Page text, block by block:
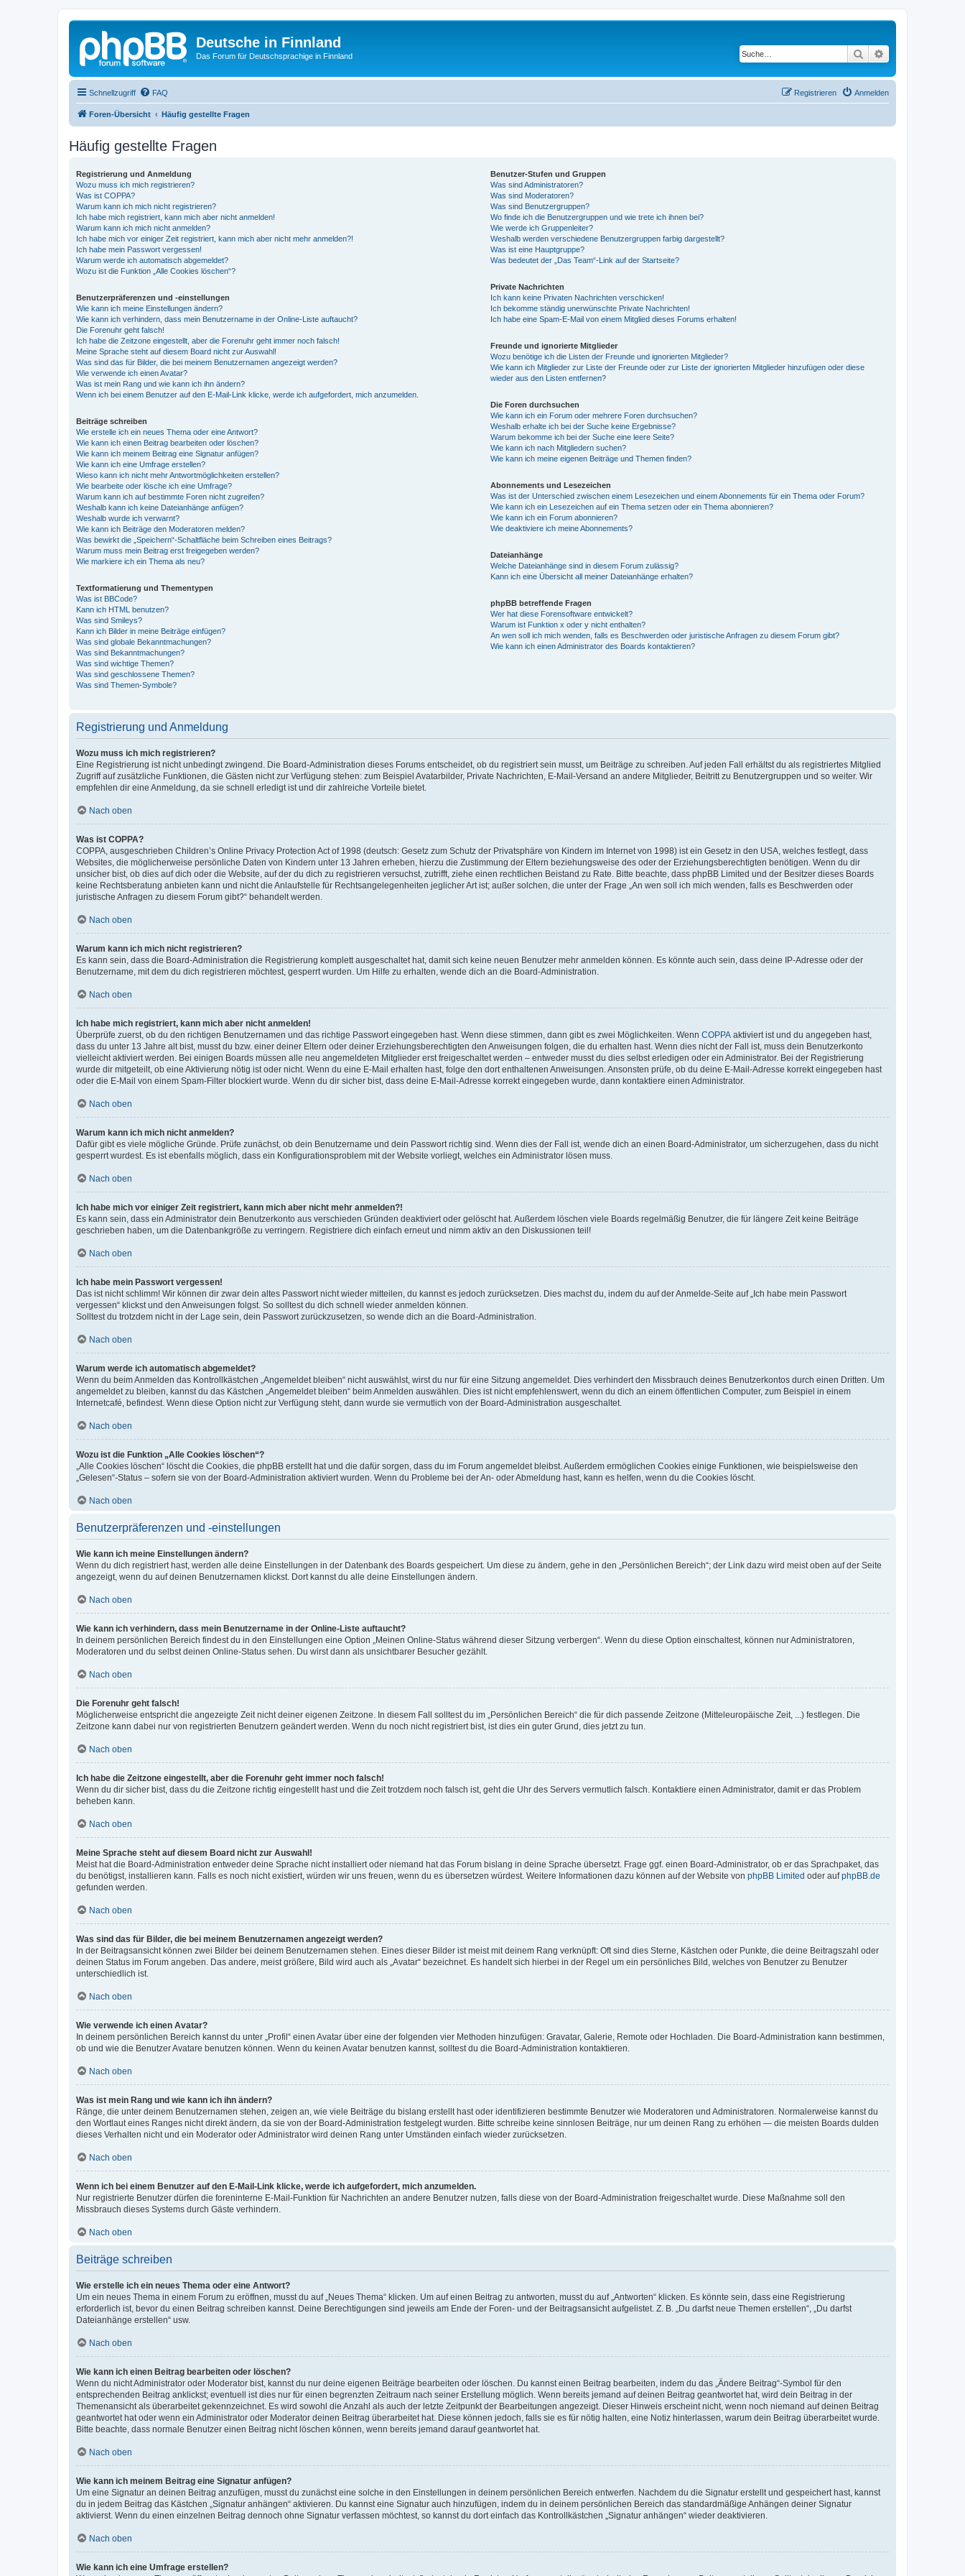
Deutsche in Finnland
Das Forum für Deutschsprachige in Finnland Suche
Schnellzugriff FAQ Anmelden
Registrieren
Foren-Übersicht Häufig gestellte Fragen
Häufig gestellte Fragen
Registrierung und Anmeldung
Wozu muss ich mich registrieren?
Was ist COPPA?
Warum kann ich mich nicht registrieren?
Ich habe mich registriert, kann mich aber nicht anmelden!
Warum kann ich mich nicht anmelden?
Ich habe mich vor einiger Zeit registriert, kann mich aber nicht mehr anmelden?!
Ich habe mein Passwort vergessen!
Warum werde ich automatisch abgemeldet?
Wozu ist die Funktion „Alle Cookies löschen“?
Benutzerpräferenzen und -einstellungen
Wie kann ich meine Einstellungen ändern?
Wie kann ich verhindern, dass mein Benutzername in der Online-Liste auftaucht?
Die Forenuhr geht falsch!
Ich habe die Zeitzone eingestellt, aber die Forenuhr geht immer noch falsch!
Meine Sprache steht auf diesem Board nicht zur Auswahl!
Was sind das für Bilder, die bei meinem Benutzernamen angezeigt werden?
Wie verwende ich einen Avatar?
Was ist mein Rang und wie kann ich ihn ändern?
Wenn ich bei einem Benutzer auf den E-Mail-Link klicke, werde ich aufgefordert, mich anzumelden.
Beiträge schreiben
Wie erstelle ich ein neues Thema oder eine Antwort?
Wie kann ich einen Beitrag bearbeiten oder löschen?
Wie kann ich meinem Beitrag eine Signatur anfügen?
Wie kann ich eine Umfrage erstellen?
Wieso kann ich nicht mehr Antwortmöglichkeiten erstellen?
Wie bearbeite oder lösche ich eine Umfrage?
Warum kann ich auf bestimmte Foren nicht zugreifen?
Weshalb kann ich keine Dateianhänge anfügen?
Weshalb wurde ich verwarnt?
Wie kann ich Beiträge den Moderatoren melden?
Was bewirkt die „Speichern“-Schaltfläche beim Schreiben eines Beitrags?
Warum muss mein Beitrag erst freigegeben werden?
Wie markiere ich ein Thema als neu?
Textformatierung und Thementypen
Was ist BBCode?
Kann ich HTML benutzen?
Was sind Smileys?
Kann ich Bilder in meine Beiträge einfügen?
Was sind globale Bekanntmachungen?
Was sind Bekanntmachungen?
Was sind wichtige Themen?
Was sind geschlossene Themen?
Was sind Themen-Symbole?
Benutzer-Stufen und Gruppen
Was sind Administratoren?
Was sind Moderatoren?
Was sind Benutzergruppen?
Wo finde ich die Benutzergruppen und wie trete ich ihnen bei?
Wie werde ich Gruppenleiter?
Weshalb werden verschiedene Benutzergruppen farbig dargestellt?
Was ist eine Hauptgruppe?
Was bedeutet der „Das Team“-Link auf der Startseite?
Private Nachrichten
Ich kann keine Privaten Nachrichten verschicken!
Ich bekomme ständig unerwünschte Private Nachrichten!
Ich habe eine Spam-E-Mail von einem Mitglied dieses Forums erhalten!
Freunde und ignorierte Mitglieder
Wozu benötige ich die Listen der Freunde und ignorierten Mitglieder?
Wie kann ich Mitglieder zur Liste der Freunde oder zur Liste der ignorierten Mitglieder hinzufügen oder diese
wieder aus den Listen entfernen?
Die Foren durchsuchen
Wie kann ich ein Forum oder mehrere Foren durchsuchen?
Weshalb erhalte ich bei der Suche keine Ergebnisse?
Warum bekomme ich bei der Suche eine leere Seite?
Wie kann ich nach Mitgliedern suchen?
Wie kann ich meine eigenen Beiträge und Themen finden?
Abonnements und Lesezeichen
Was ist der Unterschied zwischen einem Lesezeichen und einem Abonnements für ein Thema oder Forum?
Wie kann ich ein Lesezeichen auf ein Thema setzen oder ein Thema abonnieren?
Wie kann ich ein Forum abonnieren?
Wie deaktiviere ich meine Abonnements?
Dateianhänge
Welche Dateianhänge sind in diesem Forum zulässig?
Kann ich eine Übersicht all meiner Dateianhänge erhalten?
phpBB betreffende Fragen
Wer hat diese Forensoftware entwickelt?
Warum ist Funktion x oder y nicht enthalten?
An wen soll ich mich wenden, falls es Beschwerden oder juristische Anfragen zu diesem Forum gibt?
Wie kann ich einen Administrator des Boards kontaktieren?
Registrierung und Anmeldung
Wozu muss ich mich registrieren?
Eine Registrierung ist nicht unbedingt zwingend. Die Board-Administration dieses Forums entscheidet, ob du registriert sein musst, um Beiträge zu schreiben. Auf jeden Fall erhältst du als registriertes Mitglied
Zugriff auf zusätzliche Funktionen, die Gästen nicht zur Verfügung stehen: zum Beispiel Avatarbilder, Private Nachrichten, E-Mail-Versand an andere Mitglieder, Beitritt zu Benutzergruppen und so weiter. Wir
empfehlen dir eine Anmeldung, da sie schnell erledigt ist und dir zahlreiche Vorteile bietet.
Nach oben
Was ist COPPA?
COPPA, ausgeschrieben Children’s Online Privacy Protection Act of 1998 (deutsch: Gesetz zum Schutz der Privatsphäre von Kindern im Internet von 1998) ist ein Gesetz in den USA, welches festlegt, dass
Websites, die möglicherweise persönliche Daten von Kindern unter 13 Jahren erheben, hierzu die Zustimmung der Eltern beziehungsweise des oder der Erziehungsberechtigten benötigen. Wenn du dir
unsicher bist, ob dies auf dich oder die Website, auf der du dich zu registrieren versuchst, zutrifft, ziehe einen rechtlichen Beistand zu Rate. Bitte beachte, dass phpBB Limited und der Besitzer dieses Boards
keine Rechtsberatung anbieten kann und nicht die Anlaufstelle für Rechtsangelegenheiten jeglicher Art ist; außer solchen, die unter der Frage „An wen soll ich mich wenden, falls es Beschwerden oder
juristische Anfragen zu diesem Forum gibt?“ behandelt werden.
Nach oben
Warum kann ich mich nicht registrieren?
Es kann sein, dass die Board-Administration die Registrierung komplett ausgeschaltet hat, damit sich keine neuen Benutzer mehr anmelden können. Es könnte auch sein, dass deine IP-Adresse oder der
Benutzername, mit dem du dich registrieren möchtest, gesperrt wurden. Um Hilfe zu erhalten, wende dich an die Board-Administration.
Nach oben
Ich habe mich registriert, kann mich aber nicht anmelden!
Überprüfe zuerst, ob du den richtigen Benutzernamen und das richtige Passwort eingegeben hast. Wenn diese stimmen, dann gibt es zwei Möglichkeiten. Wenn COPPA aktiviert ist und du angegeben hast,
dass du unter 13 Jahre alt bist, musst du bzw. einer deiner Eltern oder deiner Erziehungsberechtigten den Anweisungen folgen, die du erhalten hast. Wenn dies nicht der Fall ist, muss dein Benutzerkonto
vielleicht aktiviert werden. Bei einigen Boards müssen alle neu angemeldeten Mitglieder erst freigeschaltet werden – entweder musst du dies selbst erledigen oder ein Administrator. Bei der Registrierung
wurde dir mitgeteilt, ob eine Aktivierung nötig ist oder nicht. Wenn du eine E-Mail erhalten hast, folge den dort enthaltenen Anweisungen. Ansonsten prüfe, ob du deine E-Mail-Adresse korrekt eingegeben hast
oder die E-Mail von einem Spam-Filter blockiert wurde. Wenn du dir sicher bist, dass deine E-Mail-Adresse korrekt eingegeben wurde, dann kontaktiere einen Administrator.
Nach oben
Warum kann ich mich nicht anmelden?
Dafür gibt es viele mögliche Gründe. Prüfe zunächst, ob dein Benutzername und dein Passwort richtig sind. Wenn dies der Fall ist, wende dich an einen Board-Administrator, um sicherzugehen, dass du nicht
gesperrt wurdest. Es ist ebenfalls möglich, dass ein Konfigurationsproblem mit der Website vorliegt, welches ein Administrator lösen muss.
Nach oben
Ich habe mich vor einiger Zeit registriert, kann mich aber nicht mehr anmelden?!
Es kann sein, dass ein Administrator dein Benutzerkonto aus verschieden Gründen deaktiviert oder gelöscht hat. Außerdem löschen viele Boards regelmäßig Benutzer, die für längere Zeit keine Beiträge
geschrieben haben, um die Datenbankgröße zu verringern. Registriere dich einfach erneut und nimm aktiv an den Diskussionen teil!
Nach oben
Ich habe mein Passwort vergessen!
Das ist nicht schlimm! Wir können dir zwar dein altes Passwort nicht wieder mitteilen, du kannst es jedoch zurücksetzen. Dies machst du, indem du auf der Anmelde-Seite auf „Ich habe mein Passwort
vergessen“ klickst und den Anweisungen folgst. So solltest du dich schnell wieder anmelden können.
Solltest du trotzdem nicht in der Lage sein, dein Passwort zurückzusetzen, so wende dich an die Board-Administration.
Nach oben
Warum werde ich automatisch abgemeldet?
Wenn du beim Anmelden das Kontrollkästchen „Angemeldet bleiben“ nicht auswählst, wirst du nur für eine Sitzung angemeldet. Dies verhindert den Missbrauch deines Benutzerkontos durch einen Dritten. Um
angemeldet zu bleiben, kannst du das Kästchen „Angemeldet bleiben“ beim Anmelden auswählen. Dies ist nicht empfehlenswert, wenn du dich an einem öffentlichen Computer, zum Beispiel in einem
Internetcafé, befindest. Wenn diese Option nicht zur Verfügung steht, dann wurde sie vermutlich von der Board-Administration ausgeschaltet.
Nach oben
Wozu ist die Funktion „Alle Cookies löschen“?
„Alle Cookies löschen“ löscht die Cookies, die phpBB erstellt hat und die dafür sorgen, dass du im Forum angemeldet bleibst. Außerdem ermöglichen Cookies einige Funktionen, wie beispielsweise den
„Gelesen“-Status – sofern sie von der Board-Administration aktiviert wurden. Wenn du Probleme bei der An- oder Abmeldung hast, kann es helfen, wenn du die Cookies löscht.
Nach oben
Benutzerpräferenzen und -einstellungen
Wie kann ich meine Einstellungen ändern?
Wenn du dich registriert hast, werden alle deine Einstellungen in der Datenbank des Boards gespeichert. Um diese zu ändern, gehe in den „Persönlichen Bereich“; der Link dazu wird meist oben auf der Seite
angezeigt, wenn du auf deinen Benutzernamen klickst. Dort kannst du alle deine Einstellungen ändern.
Nach oben
Wie kann ich verhindern, dass mein Benutzername in der Online-Liste auftaucht?
In deinem persönlichen Bereich findest du in den Einstellungen eine Option „Meinen Online-Status während dieser Sitzung verbergen“. Wenn du diese Option einschaltest, können nur Administratoren,
Moderatoren und du selbst deinen Online-Status sehen. Du wirst dann als unsichtbarer Besucher gezählt.
Nach oben
Die Forenuhr geht falsch!
Möglicherweise entspricht die angezeigte Zeit nicht deiner eigenen Zeitzone. In diesem Fall solltest du im „Persönlichen Bereich“ die für dich passende Zeitzone (Mitteleuropäische Zeit, ...) festlegen. Die
Zeitzone kann dabei nur von registrierten Benutzern geändert werden. Wenn du noch nicht registriert bist, ist dies ein guter Grund, dies jetzt zu tun.
Nach oben
Ich habe die Zeitzone eingestellt, aber die Forenuhr geht immer noch falsch!
Wenn du dir sicher bist, dass du die Zeitzone richtig eingestellt hast und die Zeit trotzdem noch falsch ist, geht die Uhr des Servers vermutlich falsch. Kontaktiere einen Administrator, damit er das Problem
beheben kann.
Nach oben
Meine Sprache steht auf diesem Board nicht zur Auswahl!
Meist hat die Board-Administration entweder deine Sprache nicht installiert oder niemand hat das Forum bislang in deine Sprache übersetzt. Frage ggf. einen Board-Administrator, ob er das Sprachpaket, das
du benötigst, installieren kann. Falls es noch nicht existiert, würden wir uns freuen, wenn du es übersetzen würdest. Weitere Informationen dazu können auf der Website von phpBB Limited oder aufphpBB.de
gefunden werden.
Nach oben
Was sind das für Bilder, die bei meinem Benutzernamen angezeigt werden?
In der Beitragsansicht können zwei Bilder bei deinem Benutzernamen stehen. Eines dieser Bilder ist meist mit deinem Rang verknüpft: Oft sind dies Sterne, Kästchen oder Punkte, die deine Beitragszahl oder
deinen Status im Forum angeben. Das andere, meist größere, Bild wird auch als „Avatar“ bezeichnet. Es handelt sich hierbei in der Regel um ein persönliches Bild, welches von Benutzer zu Benutzer
unterschiedlich ist.
Nach oben
Wie verwende ich einen Avatar?
In deinem persönlichen Bereich kannst du unter „Profil“ einen Avatar über eine der folgenden vier Methoden hinzufügen: Gravatar, Galerie, Remote oder Hochladen. Die Board-Administration kann bestimmen,
ob und wie die Benutzer Avatare benutzen können. Wenn du keinen Avatar benutzen kannst, solltest du die Board-Administration kontaktieren.
Nach oben
Was ist mein Rang und wie kann ich ihn ändern?
Ränge, die unter deinem Benutzernamen stehen, zeigen an, wie viele Beiträge du bislang erstellt hast oder identifizieren bestimmte Benutzer wie Moderatoren und Administratoren. Normalerweise kannst du
den Wortlaut eines Ranges nicht direkt ändern, da sie von der Board-Administration festgelegt wurden. Bitte schreibe keine sinnlosen Beiträge, nur um deinen Rang zu erhöhen — die meisten Boards dulden
dieses Verhalten nicht und ein Moderator oder Administrator wird deinen Rang unter Umständen einfach wieder zurücksetzen.
Nach oben
Wenn ich bei einem Benutzer auf den E-Mail-Link klicke, werde ich aufgefordert, mich anzumelden.
Nur registrierte Benutzer dürfen die foreninterne E-Mail-Funktion für Nachrichten an andere Benutzer nutzen, falls diese von der Board-Administration freigeschaltet wurde. Diese Maßnahme soll den
Missbrauch dieses Systems durch Gäste verhindern.
Nach oben
Beiträge schreiben
Wie erstelle ich ein neues Thema oder eine Antwort?
Um ein neues Thema in einem Forum zu eröffnen, musst du auf „Neues Thema“ klicken. Um auf einen Beitrag zu antworten, musst du auf „Antworten“ klicken. Es könnte sein, dass eine Registrierung
erforderlich ist, bevor du einen Beitrag schreiben kannst. Deine Berechtigungen sind jeweils am Ende der Foren- und der Beitragsansicht aufgelistet. Z. B. „Du darfst neue Themen erstellen“, „Du darfst
Dateianhänge erstellen“ usw.
Nach oben
Wie kann ich einen Beitrag bearbeiten oder löschen?
Wenn du nicht Administrator oder Moderator bist, kannst du nur deine eigenen Beiträge bearbeiten oder löschen. Du kannst einen Beitrag bearbeiten, indem du das „Ändere Beitrag“-Symbol für den
entsprechenden Beitrag anklickst; eventuell ist dies nur für einen begrenzten Zeitraum nach seiner Erstellung möglich. Wenn bereits jemand auf deinen Beitrag geantwortet hat, wird dein Beitrag in der
Themenansicht als überarbeitet gekennzeichnet. Es wird sowohl die Anzahl als auch der letzte Zeitpunkt der Bearbeitungen angezeigt. Dieser Hinweis erscheint nicht, wenn noch niemand auf deinen Beitrag
geantwortet hat oder wenn ein Administrator oder Moderator deinen Beitrag überarbeitet hat. Diese können jedoch, falls sie es für nötig halten, eine Notiz hinterlassen, warum dein Beitrag überarbeitet wurde.
Bitte beachte, dass normale Benutzer einen Beitrag nicht löschen können, wenn bereits jemand darauf geantwortet hat.
Nach oben
Wie kann ich meinem Beitrag eine Signatur anfügen?
Um eine Signatur an deinen Beitrag anzufügen, musst du zunächst eine solche in den Einstellungen in deinem persönlichen Bereich entwerfen. Nachdem du die Signatur erstellt und gespeichert hast, kannst
du in jedem Beitrag das Kästchen „Signatur anhängen“ aktivieren. Du kannst eine Signatur auch hinzufügen, indem du in deinem persönlichen Bereich das standardmäßige Anhängen deiner Signatur
aktivierst. Wenn du einen einzelnen Beitrag dennoch ohne Signatur verfassen möchtest, so kannst du dort einfach das Kontrollkästchen „Signatur anhängen“ wieder deaktivieren.
Nach oben
Wie kann ich eine Umfrage erstellen?